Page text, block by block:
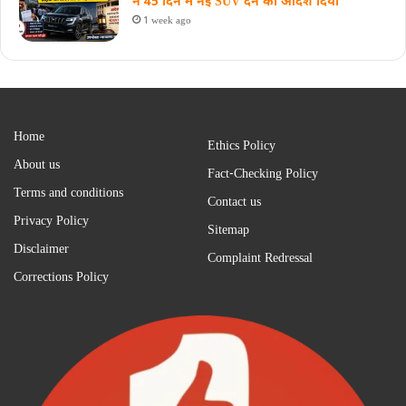
1 week ago
Home
About us
Terms and conditions
Privacy Policy
Disclaimer
Corrections Policy
Ethics Policy
Fact-Checking Policy
Contact us
Sitemap
Complaint Redressal